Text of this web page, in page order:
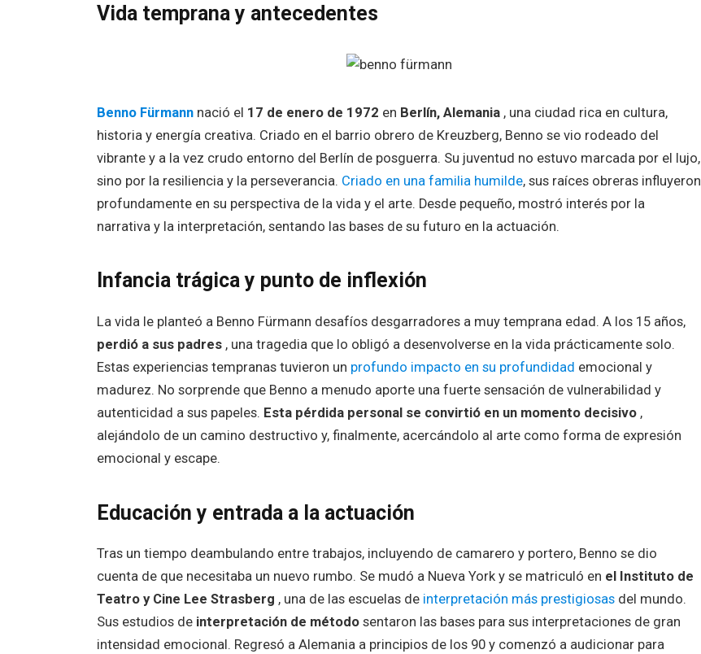
Vida temprana y antecedentes
Benno Fürmannnació el 17 de enero de 1972 en Berlín, Alemania, una ciudad rica en cultura,
historia y energía creativa. Criado en el barrio obrero de Kreuzberg, Benno se vio rodeado del
vibrante y a la vez crudo entorno del Berlín de posguerra. Su juventud no estuvo marcada por el lujo,
sino por la resiliencia y la perseverancia. Criado en una familia humilde, sus raíces obreras influyeron
profundamente en su perspectiva de la vida y el arte. Desde pequeño, mostró interés por la
narrativa y la interpretación, sentando las bases de su futuro en la actuación.
Infancia trágica y punto de inflexión
La vida le planteó a Benno Fürmann desafíos desgarradores a muy temprana edad. A los 15 años,
perdió a sus padres, una tragedia que lo obligó a desenvolverse en la vida prácticamente solo.
Estas experiencias tempranas tuvieron un profundo impacto en su profundidad emocional y
madurez. No sorprende que Benno a menudo aporte una fuerte sensación de vulnerabilidad y
autenticidad a sus papeles. Esta pérdida personal se convirtió en un momento decisivo,
alejándolo de un camino destructivo y, finalmente, acercándolo al arte como forma de expresión
emocional y escape.
Educación y entrada a la actuación
Tras un tiempo deambulando entre trabajos, incluyendo de camarero y portero, Benno se dio
cuenta de que necesitaba un nuevo rumbo. Se mudó a Nueva York y se matriculó en el Instituto de
Teatro y Cine Lee Strasberg , una de las escuelas de interpretación más prestigiosasdel mundo.
Sus estudios de interpretación de métodosentaron las bases para sus interpretaciones de gran
intensidad emocional. Regresó a Alemania a principios de los 90 y comenzó a audicionar para